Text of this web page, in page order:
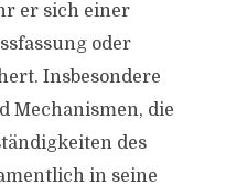
er sich einer
oder
Insbesondere
Mechanismen, die
des
in seine